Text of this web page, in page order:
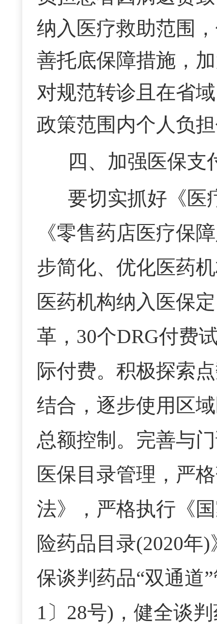
纳入医疗救助范围
善托底保障措施，
对规范转诊且在省
政策范围内个人负
四、加强医保支
要切实抓好《医
《零售药店医疗保
步简化、优化医药
医药机构纳入医保
革， 30个DRG付费
际付费。积极探索
结合，逐步使用区
总额控制。完善与
医保目录管理，严
法》，严格执行《
险药品目录(2020年
保谈判药品“双通道
1〕28号)，健全谈